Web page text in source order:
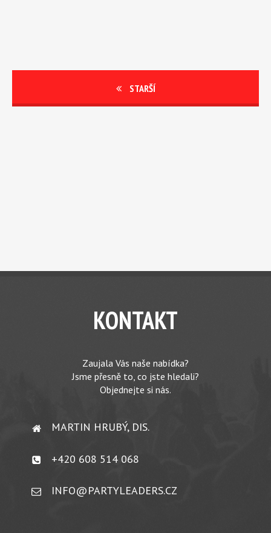
STARŠÍ
KONTAKT
Zaujala Vás naše nabídka?
Jsme přesně to, co jste hledali?
Objednejte si nás.
MARTIN HRUBÝ, DIS.
+420 608 514 068
INFO@PARTYLEADERS.CZ